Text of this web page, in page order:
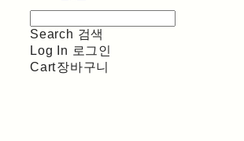
Search 검색
Log In 로그인
Cart장바구니